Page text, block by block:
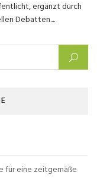
ergänzt durch
Debatten....
für eine zeitgemäße